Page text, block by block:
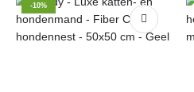
-10%